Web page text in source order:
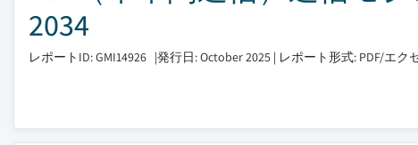
2034
レポートID: GMI14926 |発行日: October 2025 | レポート形式: PDF/エ